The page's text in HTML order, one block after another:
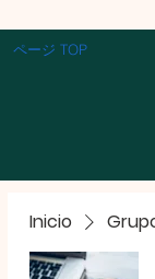
ページ TOP
Inicio